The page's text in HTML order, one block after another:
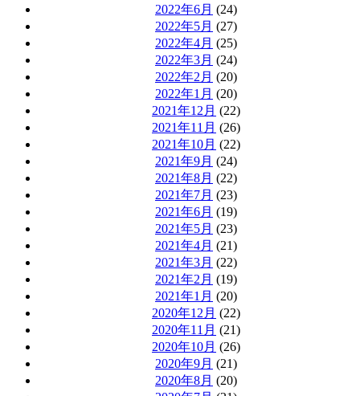
2022年6月 (24)
2022年5月 (27)
2022年4月 (25)
2022年3月 (24)
2022年2月 (20)
2022年1月 (20)
2021年12月 (22)
2021年11月 (26)
2021年10月 (22)
2021年9月 (24)
2021年8月 (22)
2021年7月 (23)
2021年6月 (19)
2021年5月 (23)
2021年4月 (21)
2021年3月 (22)
2021年2月 (19)
2021年1月 (20)
2020年12月 (22)
2020年11月 (21)
2020年10月 (26)
2020年9月 (21)
2020年8月 (20)